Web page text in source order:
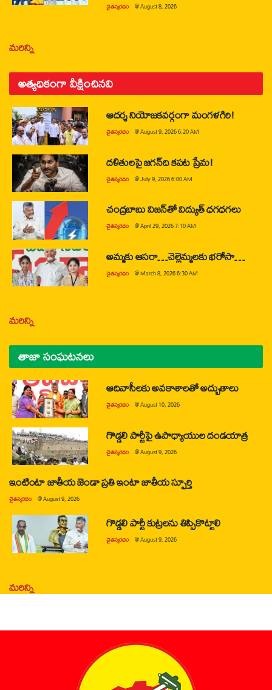
చైతన్యరధం @August 8, 2026
మరిన్ని
అత్యధికంగా వీక్షించినవి
ఆదర్శ నియోజకవర్గంగా మంగళగిరి!
చైతన్యరధం @August 9, 2026 6:20 AM
దళితులపై జగన్‌ది కపట ప్రేమ!
చైతన్యరధం @July 9, 2026 6:00 AM
చంద్రబాబు విజన్‌తో విద్యుత్ ధగధగలు
చైతన్యరధం @April 29, 2026 7:10 AM
అమ్మకు ఆసరా…చెల్లెమ్మలకు భరోసా…
చైతన్యరధం @March 8, 2026 6:30 AM
మరిన్ని
తాజా సంఘటనలు
ఆదివాసీలకు అవకాశాలతో అద్భుతాలు
చైతన్యరధం @August 10, 2026
గొడ్డలి పార్టీపై ఉపాధ్యాయుల దండయాత్ర
చైతన్యరధం @August 9, 2026
ఇంటింటా జాతీయ జెండా ప్రతి ఇంటా జాతీయ స్ఫూర్తి
చైతన్యరధం @August 9, 2026
గొడ్డలి పార్టీ కుట్రలను తిప్పికొట్టాలి
చైతన్యరధం @August 9, 2026
మరిన్ని